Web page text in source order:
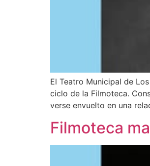
El Teatro Municipal de
ciclo de la Filmoteca.
verse envuelto en una
Filmoteca